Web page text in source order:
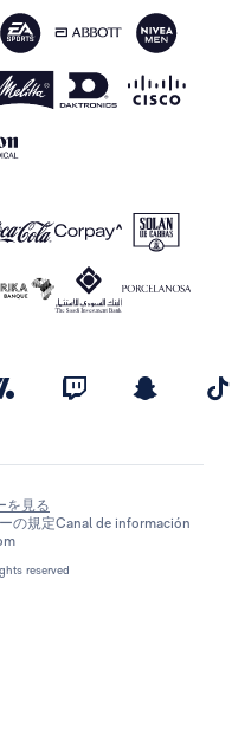
reserved
を見る
の規定Canal de información